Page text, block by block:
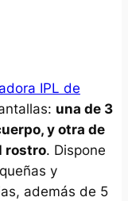
IPL de
una de 3
y otra de
rostro. Dispone
y
además de 5